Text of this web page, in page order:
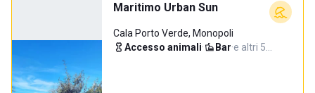
Maritimo Urban Sun
Cala Porto Verde, Monopoli
Accesso animali· Bar·e altri 5…